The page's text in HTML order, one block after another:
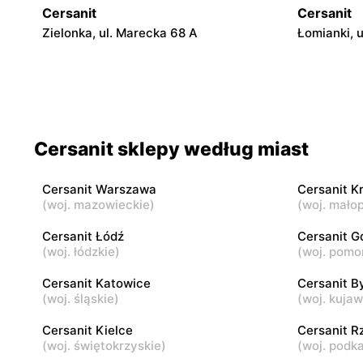
Cersanit
Zielonka, ul. Marecka 68 A
Cersanit
Łomianki,
Łomianki, ul. Warszawska 185 Sękocin
Cersanit
Legionowo, ul. Tadeusza Kościuszki 16b
Cersanit
Otrębusy,
Otwock, ul. Majowa 204 Czosnów,
Cersanit sklepy według miast
Cersanit Warszawa
(woj. mazowieckie)
Cersanit
(woj.
Cersanit Łódź
(woj. łódzkie)
Cersanit
(woj.
Cersanit Katowice
(woj. śląskie)
Cersanit
(woj.
Cersanit Kielce
(woj. świętokrzyskie)
Cersanit
(woj.